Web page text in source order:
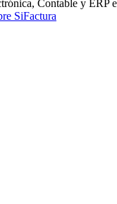
Contable y ERP
SiFactura